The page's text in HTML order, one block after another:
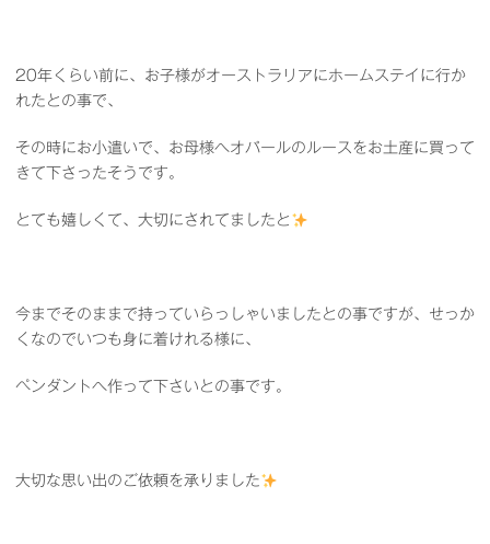
20年くらい前に、お子様がオーストラリアにホームステイに行か
れたとの事で、
その時にお小遣いで、お母様へオパールのルースをお土産に買って
きて下さったそうです。
とても嬉しくて、大切にされてましたと
今までそのままで持っていらっしゃいましたとの事ですが、せっか
くなのでいつも身に着けれる様に、
ペンダントへ作って下さいとの事です。
大切な思い出のご依頼を承りました